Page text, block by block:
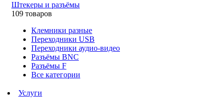
Штекеры и разъёмы
109 товаров
Клемники разные
Переходники USB
Переходники аудио-видео
Разъёмы BNC
Разъёмы F
Все категории
Услуги